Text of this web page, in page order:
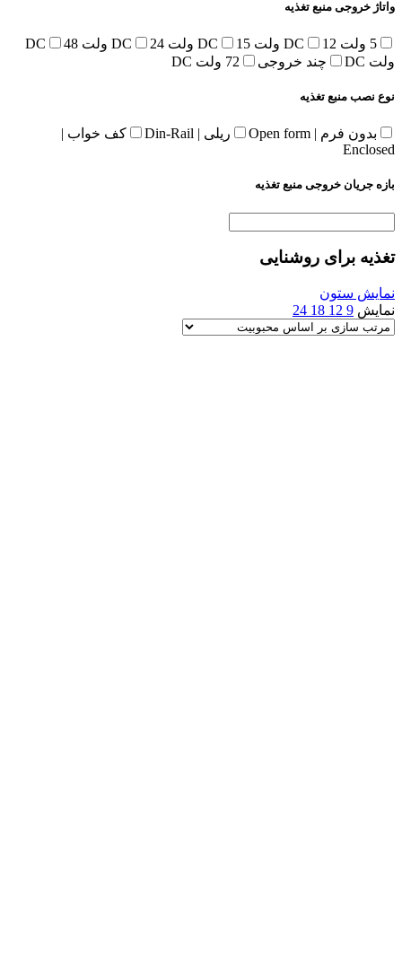
واتاژ خروجی منبع تغذیه
5 ولت DC 12 ولت DC 15 ولت DC 24 ولت DC
48
ولت DC
چند خروجی 72 ولت DC
نوع نصب منبع تغذیه
بدون فرم | Open form ریلی | Din-Rail
کف خواب |
Enclosed
بازه جریان خروجی منبع تغذیه
تغذیه برای روشنایی
نمایش ستون
نمایش 9
12
18
24